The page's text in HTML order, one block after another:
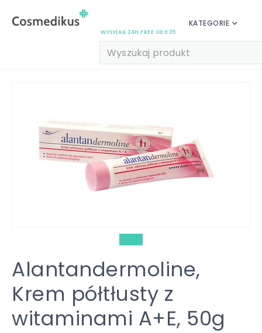
WYSYŁKA 24H FREE OD £35
KATEGORIE
Alantandermoline,
Krem półtłusty z
witaminami A+E, 50g